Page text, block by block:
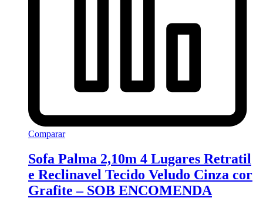
Comparar
Sofa Palma 2,10m 4 Lugares Retratil
e Reclinavel Tecido Veludo Cinza cor
Grafite – SOB ENCOMENDA